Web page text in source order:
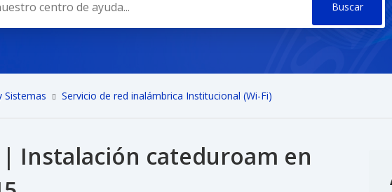
Sistemas Servicio de red inalámbrica Institucional (Wi-Fi)
Instalación cateduroam en